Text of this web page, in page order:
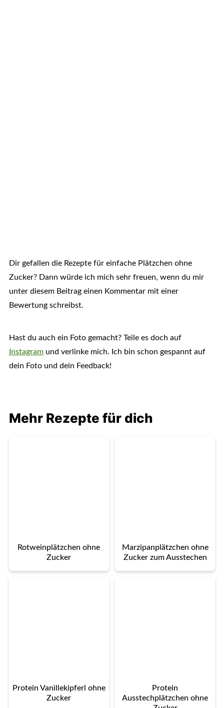
Dir gefallen die Rezepte für einfache Plätzchen ohne
Zucker? Dann würde ich mich sehr freuen, wenn du mir
unter diesem Beitrag einen Kommentar mit einer
Bewertung schreibst.
Hast du auch ein Foto gemacht? Teile es doch auf
Instagramund verlinke mich. Ich bin schon gespannt auf
dein Foto und dein Feedback!
Mehr Rezepte für dich
Rotweinplätzchen ohne
Zucker
Marzipanplätzchen ohne
Zucker zum Ausstechen
Protein Vanillekipferl ohne
Zucker
Protein
Ausstechplätzchen ohne